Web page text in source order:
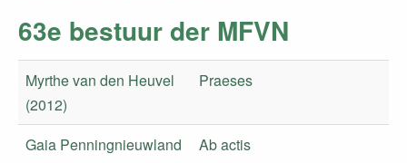
63e bestuur der MFVN
Myrthe van den Heuvel
(2012)
Praeses
Gaia Penningnieuwland
Ab actis